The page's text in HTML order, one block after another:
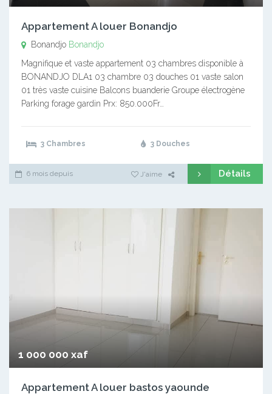
Appartement A louer Bonandjo
Bonandjo Bonandjo
Magnifique et vaste appartement 03 chambres disponible à
BONANDJO DLA1 03 chambre 03 douches 01 vaste salon
01 très vaste cuisine Balcons buanderie Groupe électrogène
Parking forage gardin Prx: 850.000Fr…
3 Chambres 3 Douches
6 mois depuis J'aime Détails
1 000 000 xaf
Appartement A louer bastos yaounde